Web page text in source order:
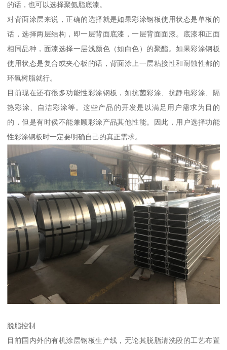
的话，也可以选择聚氨脂底漆。
对背面涂层来说，正确的选择就是如果彩涂钢板使用状态是单板的
话，选择两层结构，即一层背面底漆，一层背面面漆。底漆和正面
相同品种，面漆选择一层浅颜色（如白色）的聚酯。如果彩涂钢板
使用状态是复合或夹心板的话，背面涂上一层粘接性和耐蚀性都的
环氧树脂就行。
目前现在还有很多功能性彩涂钢板，如抗菌彩涂、抗静电彩涂、隔
热彩涂、自洁彩涂等。这些产品的开发是以满足用户需求为目的
的，但是有时侯不能兼顾彩涂产品其他性能。因此，用户选择功能
性彩涂钢板时一定要明确自己的真正需求。
脱脂控制
目前国内外的有机涂层钢板生产线，无论其脱脂清洗段的工艺布置